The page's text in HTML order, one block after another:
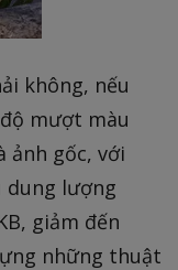
không, nếu
mượt màu
ảnh gốc, với
dung lượng
giảm đến
những thuật